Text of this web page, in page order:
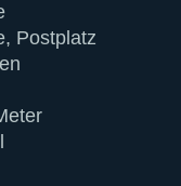
Postplatz